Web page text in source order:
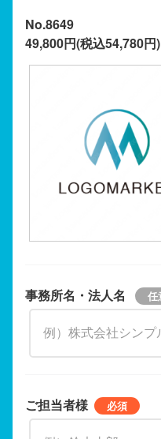
No.8649
49,800円(税込54,780円)
事務所名・法人名
ご担当者様